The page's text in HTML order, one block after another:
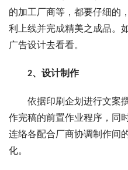
的加工厂商等，都要仔细的
利上线并完成精美之成品。
广告设计去看看。
2、设计制作
依据印刷企划进行文案撰
作完稿的前置作业程序，同
连络各配合厂商协调制作间
化。